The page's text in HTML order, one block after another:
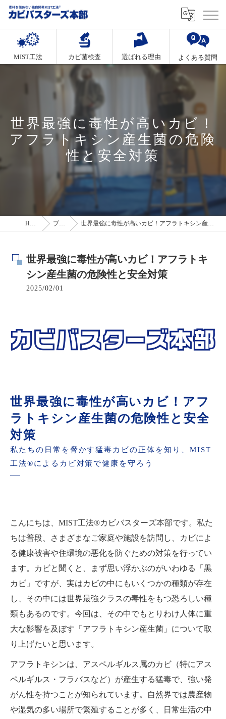
MIST工法 カビ菌検査 選ばれる理由 よくある質問
世界最強に毒性が高いカビ！
アフラトキシン産生菌の危険
性と安全対策
HOME ブログ 世界最強に毒性が高いカビ！アフラトキシン産生菌の危険性と安全対策
世界最強に毒性が高いカビ！アフラトキ
シン産生菌の危険性と安全対策
2025/02/01
世界最強に毒性が高いカビ！アフ
ラトキシン産生菌の危険性と安全
対策
私たちの日常を脅かす猛毒カビの正体を知り、MIST
工法®によるカビ対策で健康を守ろう
こんにちは、MIST工法®カビバスターズ本部です。私た
ちは普段、さまざまなご家庭や施設を訪問し、カビによ
る健康被害や住環境の悪化を防ぐための対策を行ってい
ます。カビと聞くと、まず思い浮かぶのがいわゆる「黒
カビ」ですが、実はカビの中にもいくつかの種類が存在
し、その中には世界最強クラスの毒性をもつ恐ろしい種
類もあるのです。今回は、その中でもとりわけ人体に重
大な影響を及ぼす「アフラトキシン産生菌」について取
り上げたいと思います。
アフラトキシンは、アスペルギルス属のカビ（特にアス
ペルギルス・フラバスなど）が産生する猛毒で、強い発
がん性を持つことが知られています。自然界では農産物
や湿気の多い場所で繁殖することが多く、日常生活の中